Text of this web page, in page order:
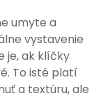
umyte a
vystavenie
je, ak klíčky
To isté platí
a textúru, ale